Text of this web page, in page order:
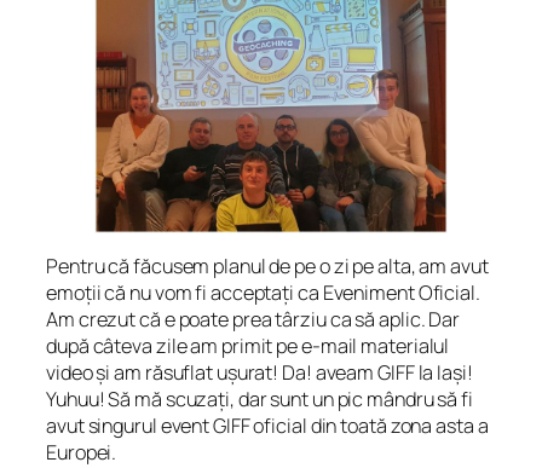
Pentru că făcusem planul de pe o zi pe alta, am avut
emoții că nu vom fi acceptați ca Eveniment Oficial.
Am crezut că e poate prea târziu ca să aplic. Dar
după câteva zile am primit pe e-mail materialul
video și am răsuflat ușurat! Da! aveam GIFF la Iași!
Yuhuu! Să mă scuzați, dar sunt un pic mândru să fi
avut singurul event GIFF oficial din toată zona asta a
Europei.